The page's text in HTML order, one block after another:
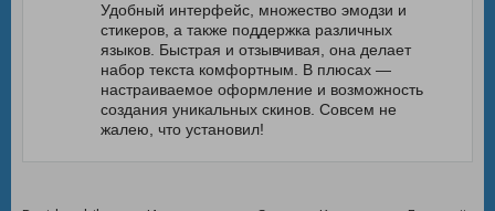
Удобный интерфейс, множество эмодзи и
стикеров, а также поддержка различных
языков. Быстрая и отзывчивая, она делает
набор текста комфортным. В плюсах —
настраиваемое оформление и возможность
создания уникальных скинов. Совсем не
жалею, что установил!